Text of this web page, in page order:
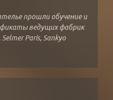
прошли обучение и
ведущих фабрик
Paris, Sankyo